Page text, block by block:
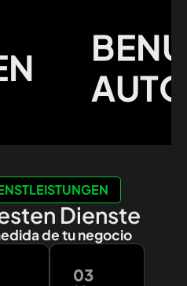
Dienste
de tu negocio
03